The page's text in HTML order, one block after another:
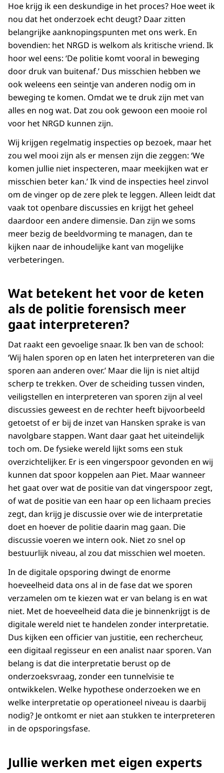
Hoe krijg ik een deskundige in het proces? Hoe weet ik
nou dat het onderzoek echt deugt? Daar zitten
belangrijke aanknopingspunten met ons werk. En
bovendien: het NRGD is welkom als kritische vriend. Ik
hoor wel eens: ‘De politie komt vooral in beweging
door druk van buitenaf.’ Dus misschien hebben we
ook weleens een seintje van anderen nodig om in
beweging te komen. Omdat we te druk zijn met van
alles en nog wat. Dat zou ook gewoon een mooie rol
voor het NRGD kunnen zijn.
Wij krijgen regelmatig inspecties op bezoek, maar het
zou wel mooi zijn als er mensen zijn die zeggen: ‘We
komen jullie niet inspecteren, maar meekijken wat er
misschien beter kan.’ Ik vind de inspecties heel zinvol
om de vinger op de zere plek te leggen. Alleen leidt dat
vaak tot openbare discussies en krijgt het geheel
daardoor een andere dimensie. Dan zijn we soms
meer bezig de beeldvorming te managen, dan te
kijken naar de inhoudelijke kant van mogelijke
verbeteringen.
Wat betekent het voor de keten
als de politie forensisch meer
gaat interpreteren?
Dat raakt een gevoelige snaar. Ik ben van de school:
‘Wij halen sporen op en laten het interpreteren van die
sporen aan anderen over.’ Maar die lijn is niet altijd
scherp te trekken. Over de scheiding tussen vinden,
veiligstellen en interpreteren van sporen zijn al veel
discussies geweest en de rechter heeft bijvoorbeeld
getoetst of er bij de inzet van Hansken sprake is van
navolgbare stappen. Want daar gaat het uiteindelijk
toch om. De fysieke wereld lijkt soms een stuk
overzichtelijker. Er is een vingerspoor gevonden en wij
kunnen dat spoor koppelen aan Piet. Maar wanneer
het gaat over wat de positie van dat vingerspoor zegt,
of wat de positie van een haar op een lichaam precies
zegt, dan krijg je discussie over wie de interpretatie
doet en hoever de politie daarin mag gaan. Die
discussie voeren we intern ook. Niet zo snel op
bestuurlijk niveau, al zou dat misschien wel moeten.
In de digitale opsporing dwingt de enorme
hoeveelheid data ons al in de fase dat we sporen
verzamelen om te kiezen wat er van belang is en wat
niet. Met de hoeveelheid data die je binnenkrijgt is de
digitale wereld niet te handelen zonder interpretatie.
Dus kijken een officier van justitie, een rechercheur,
een digitaal regisseur en een analist naar sporen. Van
belang is dat die interpretatie berust op de
onderzoeksvraag, zonder een tunnelvisie te
ontwikkelen. Welke hypothese onderzoeken we en
welke interpretatie op operationeel niveau is daarbij
nodig? Je ontkomt er niet aan stukken te interpreteren
in de opsporingsfase.
Jullie werken met eigen experts